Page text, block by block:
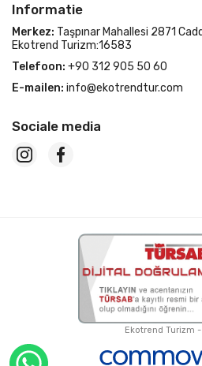
Informatie
Merkez: Taşpınar Mahallesi 2871
Ekotrend Turizm:16583
Telefoon: +90 312 905 50 60
E-mailen: info@ekotrendtur.com
Sociale media
Ekotrend Turizm